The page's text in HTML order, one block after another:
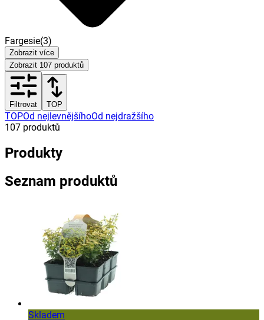
Fargesie(3)
Zobrazit více
Zobrazit 107 produktů
Filtrovat TOP
TOPOd nejlevnějšíhoOd nejdražšího
107 produktů
Produkty
Seznam produktů
Skladem